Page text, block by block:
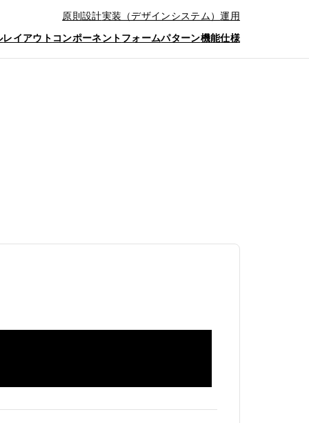
レイアウト コンポーネントフォームパターン機能仕様
原則設計実装（デザインシステム）運用